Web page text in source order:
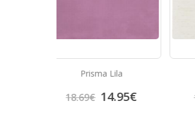
Bambu Marfil
17.41€ 13.92